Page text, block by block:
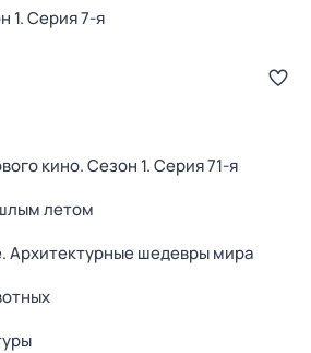
1. Серия 7-я
кино. Сезон 1. Серия 71-я
летом
Архитектурные шедевры мира